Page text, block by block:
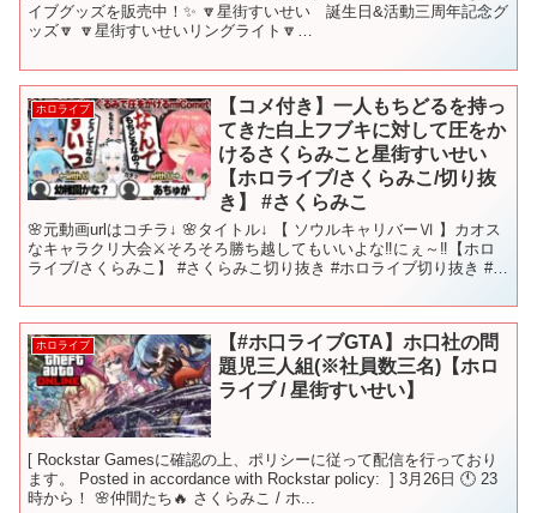
イブグッズを販売中！✨ 🔽星街すいせい 誕生日&活動三周年記念グ
ッズ🔽 🔽星街すいせいリングライト🔽
ホロライブ
【コメ付き】一人もちどるを持っ
てきた白上フブキに対して圧をか
けるさくらみこと星街すいせい
【ホロライブ/さくらみこ/切り抜
き】 #さくらみこ
🌸元動画urlはコチラ↓ 🌸タイトル↓ 【 ソウルキャリバーⅥ 】カオス
なキャラクリ大会⚔そろそろ勝ち越してもいいよな‼にぇ～‼【ホロ
ライブ/さくらみこ】 #さくらみこ切り抜き #ホロライブ切り抜き #さ
ホロライブ
【#ホ口ライブGTA】ホ口社の問
題児三人組(※社員数三名)【ホロ
ライブ / 星街すいせい】
[ Rockstar Gamesに確認の上、ポリシーに従って配信を行っており
ます。 Posted in accordance with Rockstar policy: ​ ] 3月26日 🕚 23
時から！ 🌸仲間たち🔥 さくらみこ / ホ...